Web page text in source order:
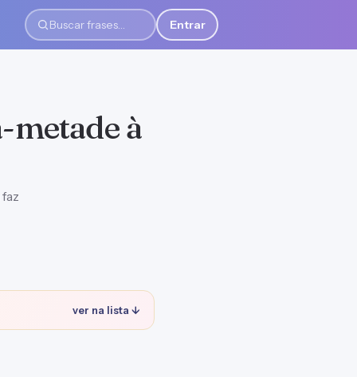
Buscar frases
Entrar
metade à
ver na lista ↓